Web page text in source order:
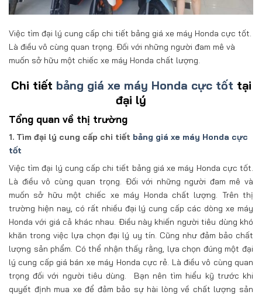
Việc tìm đại lý cung cấp chi tiết bảng giá xe máy Honda cực tốt.
Là điều vô cùng quan trọng. Đối với những người đam mê và
muốn sở hữu một chiếc xe máy Honda chất lượng.
Chi tiết bảng giá xe máy Honda cực tốt tại
đại lý
Tổng quan về thị trường
1. Tìm đại lý cung cấp chi tiết bảng giá xe máy Honda cực
tốt
Việc tìm đại lý cung cấp chi tiết bảng giá xe máy Honda cực tốt.
Là điều vô cùng quan trọng. Đối với những người đam mê và
muốn sở hữu một chiếc xe máy Honda chất lượng. Trên thị
trường hiện nay, có rất nhiều đại lý cung cấp các dòng xe máy
Honda với giá cả khác nhau. Điều này khiến người tiêu dùng khó
khăn trong việc lựa chọn đại lý uy tín. Cũng như đảm bảo chất
lượng sản phẩm. Có thể nhận thấy rằng, lựa chọn đúng một đại
lý cung cấp giá bán xe máy Honda cực rẻ. Là điều vô cùng quan
trọng đối với người tiêu dùng. Bạn nên tìm hiểu kỹ trước khi
quyết định mua xe để đảm bảo sự hài lòng về chất lượng sản